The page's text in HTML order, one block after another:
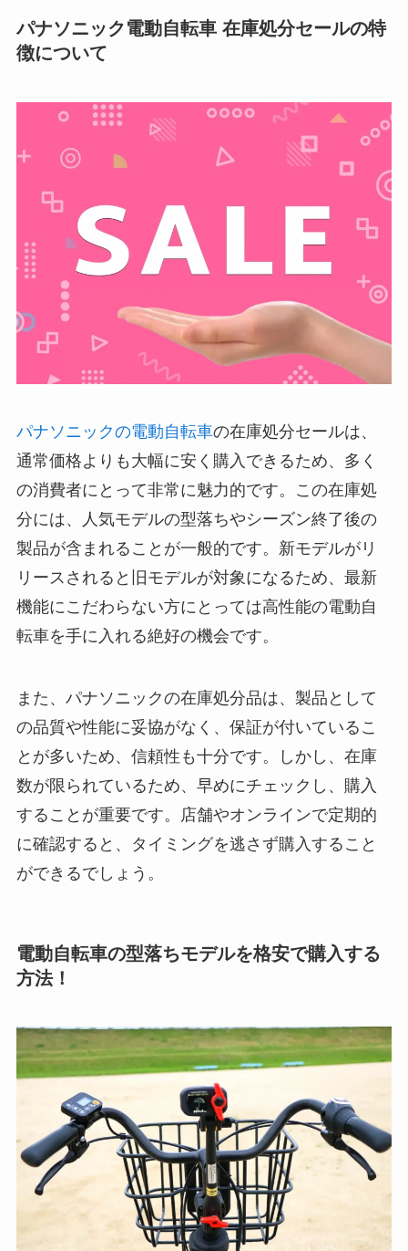
パナソニック電動自転車 在庫処分セールの特
徴について
パナソニックの電動自転車の在庫処分セールは、
通常価格よりも大幅に安く購入できるため、多く
の消費者にとって非常に魅力的です。この在庫処
分には、人気モデルの型落ちやシーズン終了後の
製品が含まれることが一般的です。新モデルがリ
リースされると旧モデルが対象になるため、最新
機能にこだわらない方にとっては高性能の電動自
転車を手に入れる絶好の機会です。
また、パナソニックの在庫処分品は、製品として
の品質や性能に妥協がなく、保証が付いているこ
とが多いため、信頼性も十分です。しかし、在庫
数が限られているため、早めにチェックし、購入
することが重要です。店舗やオンラインで定期的
に確認すると、タイミングを逃さず購入すること
ができるでしょう。
電動自転車の型落ちモデルを格安で購入する
方法！